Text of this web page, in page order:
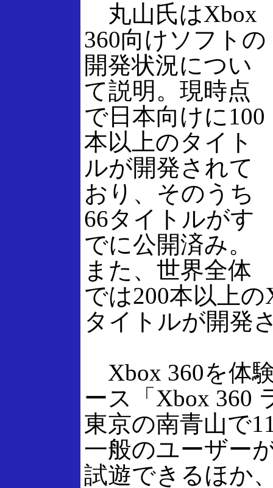
丸山氏はXbox
360向けソフトの
開発状況につい
て説明。現時点
で日本向けに100
本以上のタイト
ルが開発されて
おり、そのうち
66タイトルがす
でに公開済み。
また、世界全体
では200本以上の
タイトルが開発
Xbox 360を体
ース「Xbox 360
東京の南青山で
一般のユーザー
試遊できるほか